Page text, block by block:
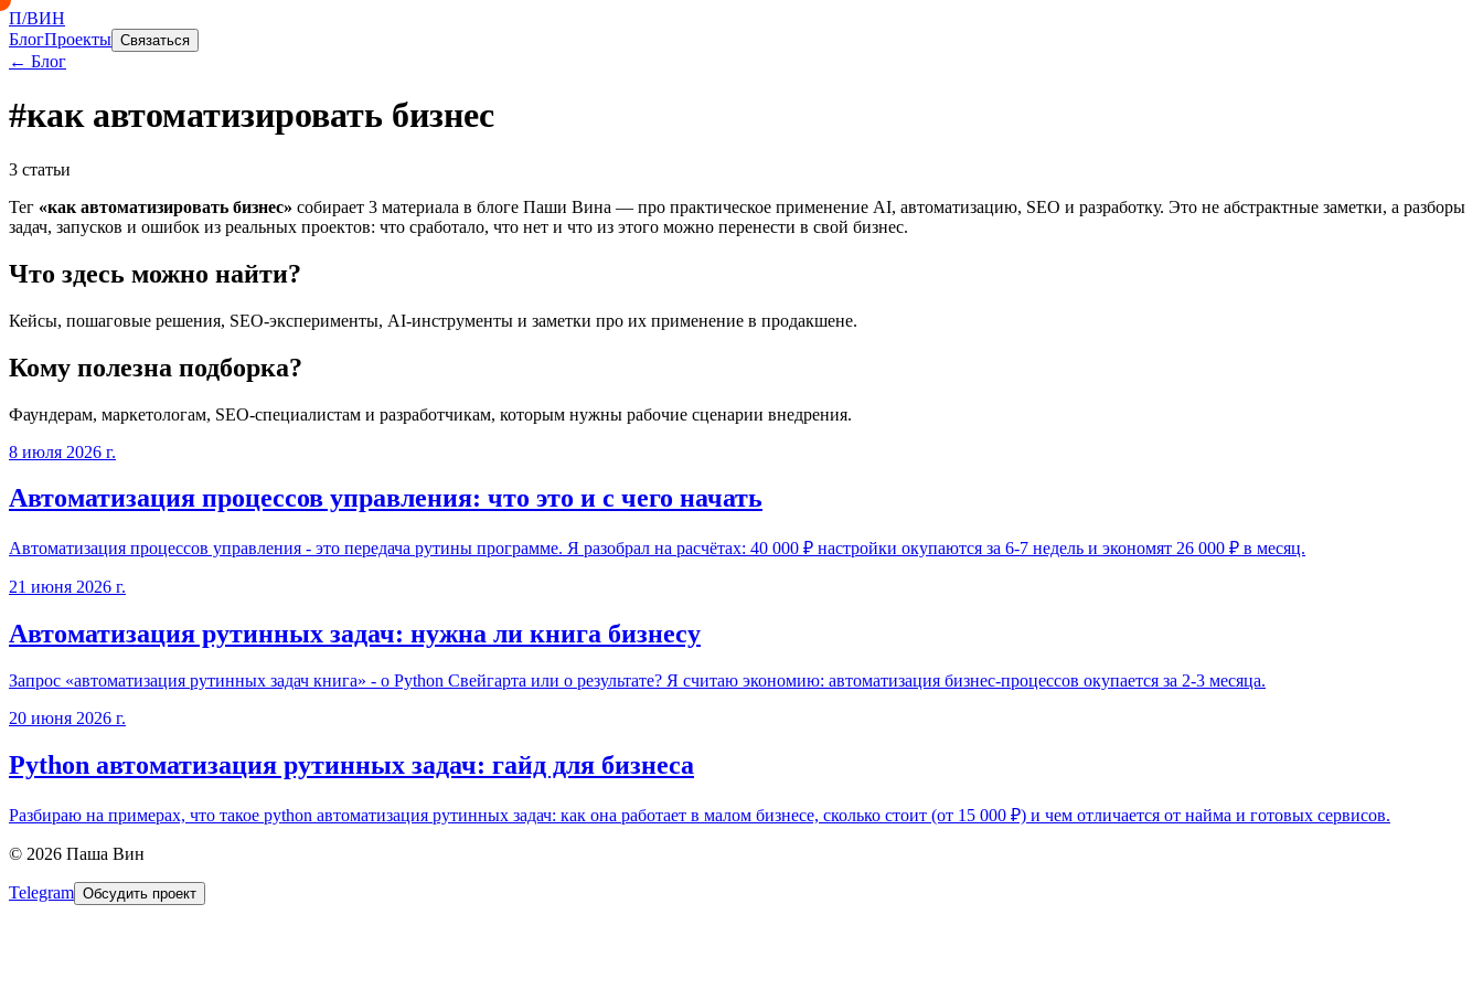
П/ВИН
БлогПроекты Связаться
← Блог
#как автоматизировать бизнес
3 статьи
Тег «как автоматизировать бизнес» собирает 3 материала в блоге Паши Вина — про практическое применение AI, автоматизацию, SEO и разработку. Это не абстрактные заметки, а разборы
задач, запусков и ошибок из реальных проектов: что сработало, что нет и что из этого можно перенести в свой бизнес.
Что здесь можно найти?
Кейсы, пошаговые решения, SEO-эксперименты, AI-инструменты и заметки про их применение в продакшене.
Кому полезна подборка?
Фаундерам, маркетологам, SEO-специалистам и разработчикам, которым нужны рабочие сценарии внедрения.
8 июля 2026 г.
Автоматизация процессов управления: что это и с чего начать
Автоматизация процессов управления - это передача рутины программе. Я разобрал на расчётах: 40 000 ₽ настройки окупаются за 6-7 недель и экономят 26 000 ₽ в месяц.
21 июня 2026 г.
Автоматизация рутинных задач: нужна ли книга бизнесу
Запрос «автоматизация рутинных задач книга» - о Python Свейгарта или о результате? Я считаю экономию: автоматизация бизнес-процессов окупается за 2-3 месяца.
20 июня 2026 г.
Python автоматизация рутинных задач: гайд для бизнеса
Разбираю на примерах, что такое python автоматизация рутинных задач: как она работает в малом бизнесе, сколько стоит (от 15 000 ₽) и чем отличается от найма и готовых сервисов.
© 2026 Паша Вин
Telegram Обсудить проект